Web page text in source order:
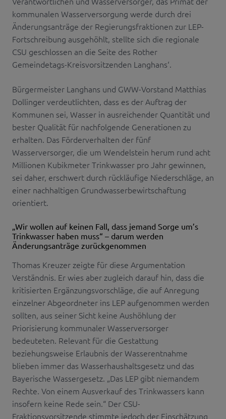
kommunalen Wasserversorgung werde durch drei
Änderungsanträge der Regierungsfraktionen zur LEP-
Fortschreibung ausgehöhlt, stellte sich die regionale
CSU geschlossen an die Seite des Rother
Gemeindetags-Kreisvorsitzenden Langhans‘.
Bürgermeister Langhans und GWW-Vorstand Matthias
Dollinger verdeutlichten, dass es der Auftrag der
Kommunen sei, Wasser in ausreichender Quantität und
bester Qualität für nachfolgende Generationen zu
erhalten. Das Förderverhalten der fünf
Wasserversorger, die um Wendelstein herum rund acht
Millionen Kubikmeter Trinkwasser pro Jahr gewinnen,
sei daher, erschwert durch rückläufige Niederschläge, an
einer nachhaltigen Grundwasserbewirtschaftung
orientiert.
„Wir wollen auf keinen Fall, dass jemand Sorge um’s
Trinkwasser haben muss“ – darum werden
Änderungsanträge zurückgenommen
Thomas Kreuzer zeigte für diese Argumentation
Verständnis. Er wies aber zugleich darauf hin, dass die
kritisierten Ergänzungsvorschläge, die auf Anregung
einzelner Abgeordneter ins LEP aufgenommen werden
sollten, aus seiner Sicht keine Aushöhlung der
Priorisierung kommunaler Wasserversorger
bedeuteten. Relevant für die Gestattung
beziehungsweise Erlaubnis der Wasserentnahme
blieben immer das Wasserhaushaltsgesetz und das
Bayerische Wassergesetz. „Das LEP gibt niemandem
Rechte. Von einem Ausverkauf des Trinkwassers kann
insofern keine Rede sein.“ Der CSU-
Fraktionsvorsitzende stimmte jedoch der Einschätzung